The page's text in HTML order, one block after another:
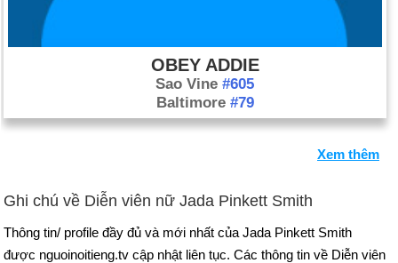
OBEY ADDIE
Sao Vine #605
Baltimore #79
Xem thêm
Ghi chú về Diễn viên nữ Jada Pinkett Smith
Thông tin/ profile đầy đủ và mới nhất của Jada Pinkett Smith
được nguoinoitieng.tv cập nhật liên tục. Các thông tin về Diễn viên